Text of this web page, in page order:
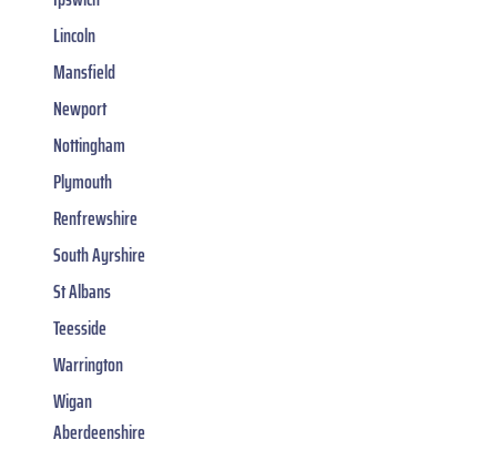
Lincoln
Mansfield
Newport
Nottingham
Plymouth
Renfrewshire
South Ayrshire
St Albans
Teesside
Warrington
Wigan
Aberdeenshire